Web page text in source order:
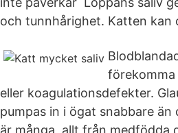
och tunnhårighet. Katten kan
eller koagulationsdefekter.
pumpas in i ögat snabbare
är många, allt från medfödda